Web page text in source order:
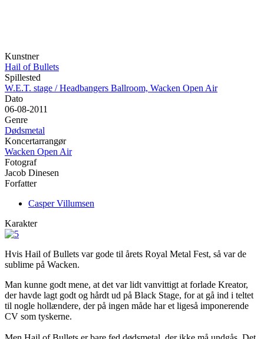
Kunstner
Hail of Bullets
Spillested
W.E.T. stage / Headbangers Ballroom, Wacken Open Air
Dato
06-08-2011
Genre
Dødsmetal
Koncertarrangør
Wacken Open Air
Fotograf
Jacob Dinesen
Forfatter
Casper Villumsen
Karakter
Hvis Hail of Bullets var gode til årets Royal Metal Fest, så var de
sublime på Wacken.
Man kunne godt mene, at det var lidt vanvittigt at forlade Kreator,
der havde lagt godt og hårdt ud på Black Stage, for at gå ind i teltet
til nogle hollændere, der på ingen måde har et ligeså imponerende
CV som tyskerne.